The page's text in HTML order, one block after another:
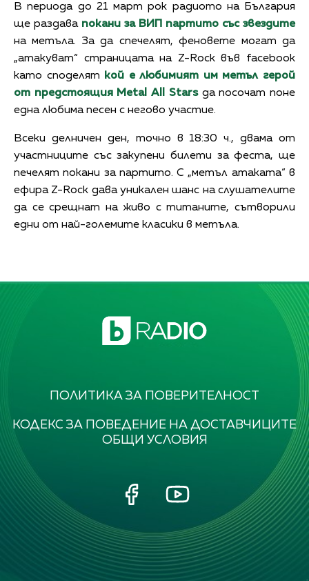
В периода до 21 март рок радиото на България
ще раздава покани за ВИП партито със звездите
на метъла. За да спечелят, феновете могат да
„атакуват“ страницата на Z-Rock във facebook
като споделят
кой е любимият им метъл герой
от предстоящия Metal All Starsда посочат поне
една любима песен с негово участие.
Всеки делничен ден, точно в 18:30 ч., двама от
участниците със закупени билети за феста, ще
печелят покани за партито. С „метъл атаката“ в
ефира Z-Rock дава уникален шанс на слушателите
да се срещнат на живо с титаните, сътворили
едни от най-големите класики в метъла.
ПОЛИТИКА ЗА ПОВЕРИТЕЛНОСТ
КОДЕКС ЗА ПОВЕДЕНИЕ НА ДОСТАВЧИЦИТЕ
ОБЩИ УСЛОВИЯ